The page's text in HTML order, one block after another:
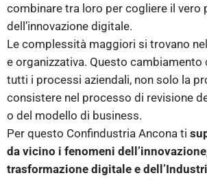
combinare tra loro per cogliere il vero
dell’innovazione digitale.
Le complessità maggiori si trovano
e organizzativa. Questo
tutti i processi aziendali, non solo la
consistere nel processo di revisione
o del modello di business.
Per questo Confindustria Ancona ti
da vicino i fenomeni
trasformazione digitale e